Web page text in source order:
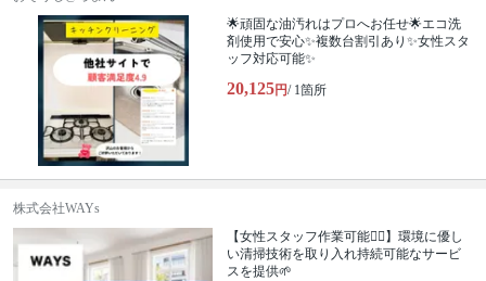
🌟頑固な油汚れはプロへお任せ🌟エコ洗
剤使用で安心✨複数台割引あり✨女性スタ
ッフ対応可能✨
20,125円/ 1箇所
株式会社WAYs
【女性スタッフ作業可能🙆‍♀️】環境に優し
い清掃技術を取り入れ持続可能なサービ
スを提供🌱